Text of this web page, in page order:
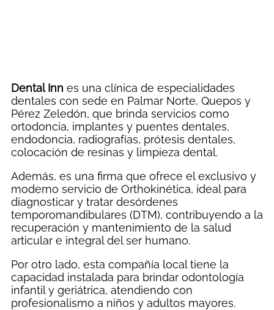
Dental Inn es una clínica de especialidades
dentales con sede en Palmar Norte, Quepos y
Pérez Zeledón, que brinda servicios como
ortodoncia, implantes y puentes dentales,
endodoncia, radiografías, prótesis dentales,
colocación de resinas y limpieza dental.
Además, es una firma que ofrece el exclusivo y
moderno servicio de Orthokinética, ideal para
diagnosticar y tratar desórdenes
temporomandibulares (DTM), contribuyendo a la
recuperación y mantenimiento de la salud
articular e integral del ser humano.
Por otro lado, esta compañía local tiene la
capacidad instalada para brindar odontología
infantil y geriátrica, atendiendo con
profesionalismo a niños y adultos mayores.